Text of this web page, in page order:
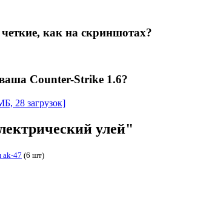
как на скриншотах?
Counter-Strike 1.6?
28 загрузок]
улей"
ak-47 (6 шт)